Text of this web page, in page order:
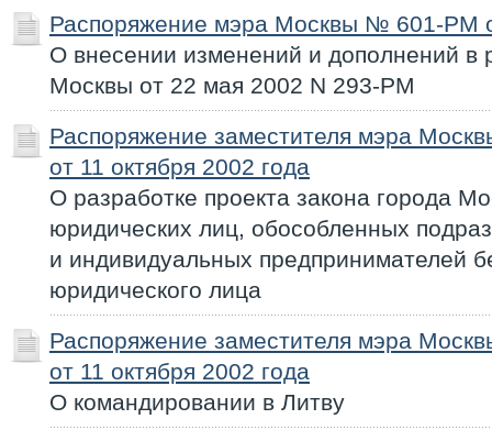
Распоряжение мэра Москвы № 601-РМ
О внесении изменений и дополнений в
Москвы от 22 мая 2002 N 293-РМ
Распоряжение заместителя мэра
от 11 октября 2002 года
О разработке проекта закона города
юридических лиц, обособленных
и индивидуальных предпринимателей
юридического лица
Распоряжение заместителя мэра
от 11 октября 2002 года
О командировании в Литву